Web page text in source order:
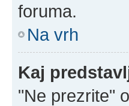
foruma.
Na vrh
Kaj
"Ne prezrite"